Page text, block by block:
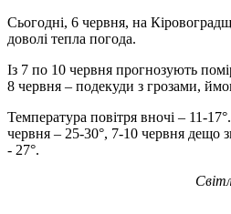
Сьогодні, 6 червня, на
доволі тепла погода.
Із 7 по 10 червня прогнозують
8 червня – подекуди з грозами,
Температура повітря вночі – 11-
червня – 25-30°, 7-10 червня дещо
- 27°.